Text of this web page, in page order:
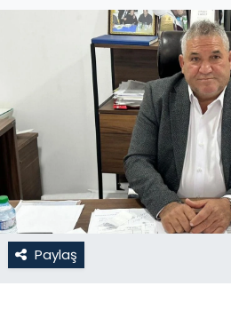
Paylaş
KKTC YEREL SEÇİM 2018
Kültür Sanat
Magazin
Moda
Nöbetçi Eczaneler